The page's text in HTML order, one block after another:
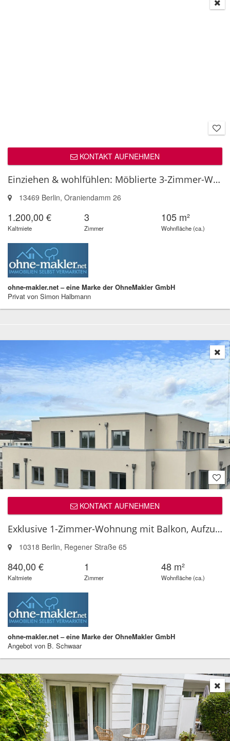
KONTAKT AUFNEHMEN
Einziehen & wohlfühlen: Möblierte 3-Zimmer-Wohnung in Waidmannslust
13469 Berlin, Oraniendamm 26
1.200,00 €
Kaltmiete
3
Zimmer
105 m²
Wohnfläche (ca.)
ohne-makler.net – eine Marke der OhneMakler GmbH
Privat von Simon Halbmann
KONTAKT AUFNEHMEN
Exklusive 1-Zimmer-Wohnung mit Balkon, Aufzug und Tiefgaragenstellplatz
10318 Berlin, Regener Straße 65
840,00 €
Kaltmiete
1
Zimmer
48 m²
Wohnfläche (ca.)
ohne-makler.net – eine Marke der OhneMakler GmbH
Angebot von B. Schwaar